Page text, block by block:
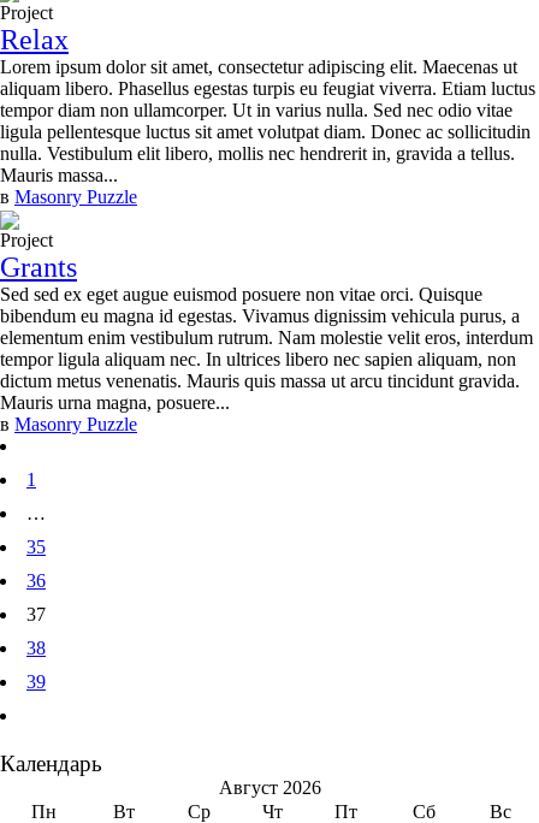
Project
Relax
Lorem ipsum dolor sit amet, consectetur adipiscing elit. Maecenas ut
aliquam libero. Phasellus egestas turpis eu feugiat viverra. Etiam luctus
tempor diam non ullamcorper. Ut in varius nulla. Sed nec odio vitae
ligula pellentesque luctus sit amet volutpat diam. Donec ac sollicitudin
nulla. Vestibulum elit libero, mollis nec hendrerit in, gravida a tellus.
Mauris massa...
в Masonry Puzzle
Project
Grants
Sed sed ex eget augue euismod posuere non vitae orci. Quisque
bibendum eu magna id egestas. Vivamus dignissim vehicula purus, a
elementum enim vestibulum rutrum. Nam molestie velit eros, interdum
tempor ligula aliquam nec. In ultrices libero nec sapien aliquam, non
dictum metus venenatis. Mauris quis massa ut arcu tincidunt gravida.
Mauris urna magna, posuere...
в Masonry Puzzle
1
…
35
36
37
38
39
Календарь
Август 2026
Пн
Вт Ср Чт Пт Сб Вс